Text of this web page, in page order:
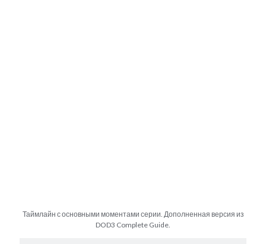
Other
Таймлайн с основными моментами серии. Дополненная версия из
DOD3 Complete Guide.